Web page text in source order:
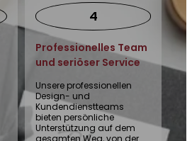
4
Professionelles Team
und seriöser Service
Unsere professionellen
Design- und
Kundendienstteams
bieten persönliche
Unterstützung auf dem